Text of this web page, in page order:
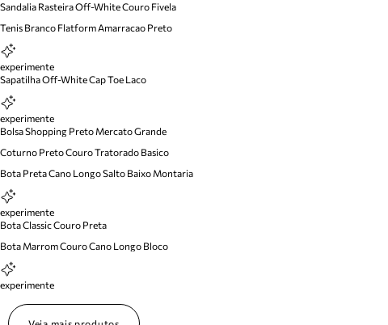
Sandalia Rasteira Off-White Couro Fivela
Tenis Branco Flatform Amarracao Preto
experimente
Sapatilha Off-White Cap Toe Laco
experimente
Bolsa Shopping Preto Mercato Grande
Coturno Preto Couro Tratorado Basico
Bota Preta Cano Longo Salto Baixo Montaria
experimente
Bota Classic Couro Preta
Bota Marrom Couro Cano Longo Bloco
experimente